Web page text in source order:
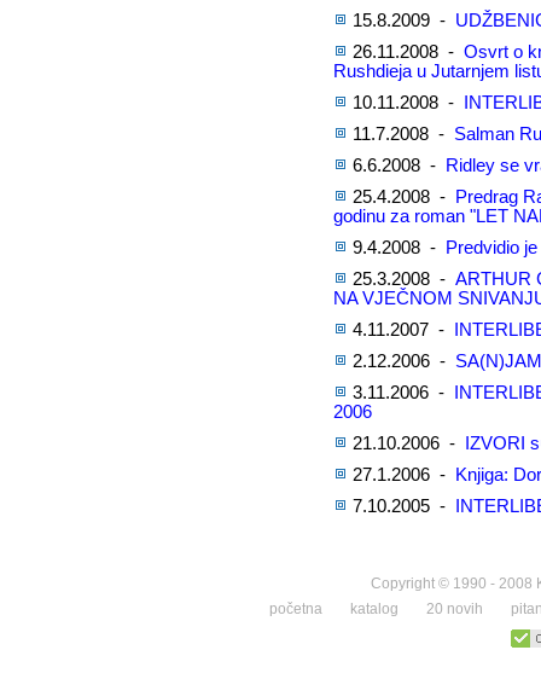
15.8.2009 -
26.11.2008 - Osvrt o
Rushdieja u Jutarnjem
10.11.2008 -
11.7.2008 - Salman
6.6.2008 -
Ridley se
25.4.2008 -
Predrag
godinu za roman "LET
9.4.2008 -
Predvidio
25.3.2008 - ARTHUR
NA VJEČNOM
4.11.2007 -
2.12.2006 -
3.11.2006 -
2006
21.10.2006 -
IZVORI
27.1.2006 -
Knjiga:
7.10.2005 -
Copyright © 1990 - 2008
početna
katalog 20 novih